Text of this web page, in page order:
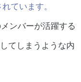
ています。
ンバーが活躍する
てしまうような内